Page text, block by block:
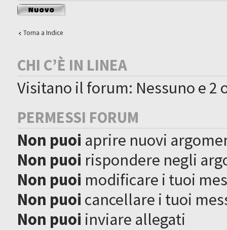
Scrivi un nuovo
argomento
Torna a Indice
CHI C’È IN LINEA
Visitano il forum: Nessuno e 2
PERMESSI FORUM
Non puoi aprire nuovi
Non puoi rispondere negli
Non puoi modificare i tuoi
Non puoi cancellare i tuoi
Non puoi inviare allegati